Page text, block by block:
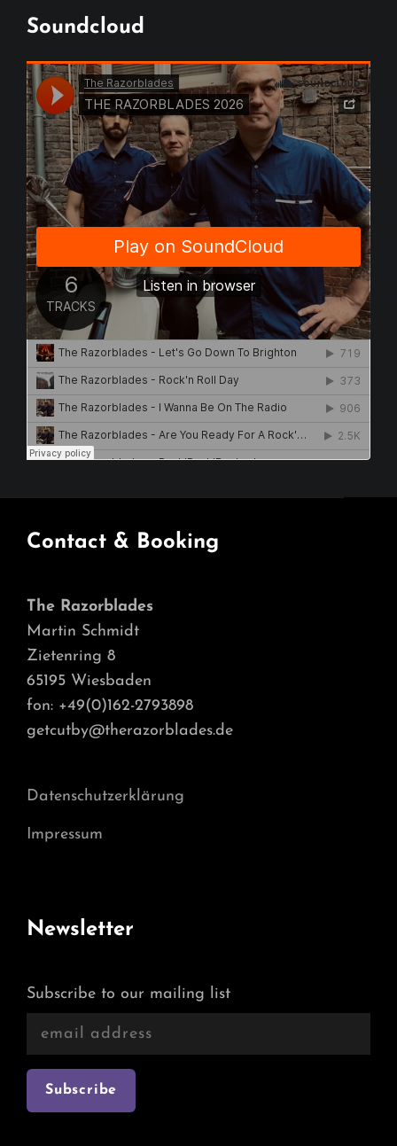
Soundcloud
Contact & Booking
The Razorblades
Martin Schmidt
Zietenring 8
65195 Wiesbaden
fon: +49(0)162-2793898
getcutby@therazorblades.de
Datenschutzerklärung
Impressum
Newsletter
Subscribe to our mailing list